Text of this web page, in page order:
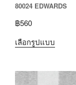
80024 EDWARDS
฿560
เลือกรูปแบบ